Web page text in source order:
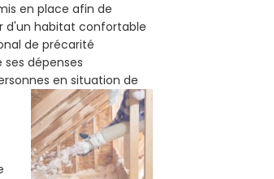
en place afin de
d'un habitat confortable
de précarité
dépenses
en situation de